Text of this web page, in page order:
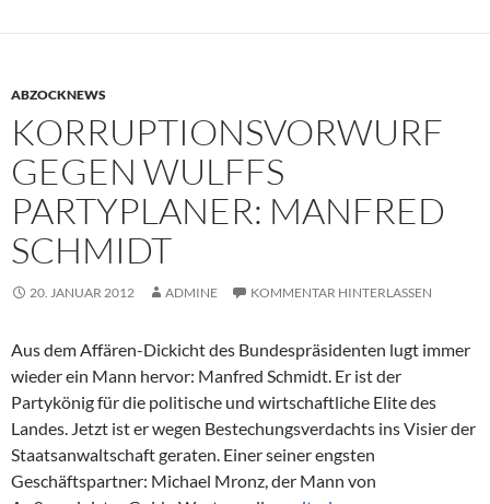
ABZOCKNEWS
KORRUPTIONSVORWURF
GEGEN WULFFS
PARTYPLANER: MANFRED
SCHMIDT
20. JANUAR 2012 ADMINE KOMMENTAR HINTERLASSEN
Aus dem Affären-Dickicht des Bundespräsidenten lugt immer
wieder ein Mann hervor: Manfred Schmidt. Er ist der
Partykönig für die politische und wirtschaftliche Elite des
Landes. Jetzt ist er wegen Bestechungsverdachts ins Visier der
Staatsanwaltschaft geraten. Einer seiner engsten
Geschäftspartner: Michael Mronz, der Mann von